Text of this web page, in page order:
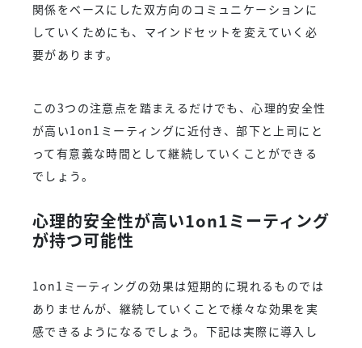
関係をベースにした双方向のコミュニケーションに
していくためにも、マインドセットを変えていく必
要があります。
この3つの注意点を踏まえるだけでも、心理的安全性
が高い1on1ミーティングに近付き、部下と上司にと
って有意義な時間として継続していくことができる
でしょう。
心理的安全性が高い1on1ミーティング
が持つ可能性
1on1ミーティングの効果は短期的に現れるものでは
ありませんが、継続していくことで様々な効果を実
感できるようになるでしょう。下記は実際に導入し